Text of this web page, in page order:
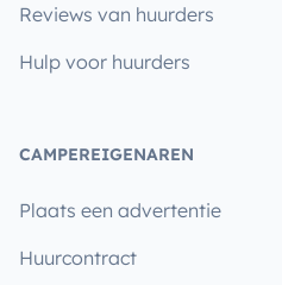
Reviews van huurders
Hulp voor huurders
CAMPEREIGENAREN
Plaats een advertentie
Huurcontract